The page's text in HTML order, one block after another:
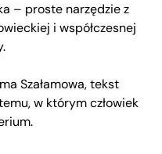
– proste narzędzie z
i współczesnej
Szałamowa, tekst
w którym człowiek